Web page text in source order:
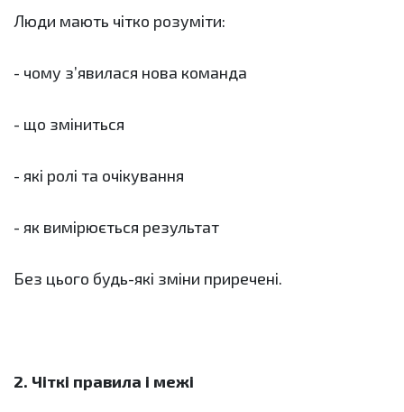
Люди мають чітко розуміти:
- чому з’явилася нова команда
- що зміниться
- які ролі та очікування
- як вимірюється результат
Без цього будь-які зміни приречені.
2. Чіткі правила і межі